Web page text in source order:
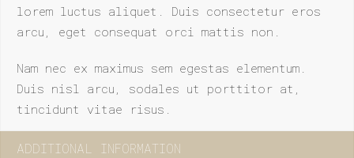
lorem luctus aliquet. Duis consectetur eros
arcu, eget consequat orci mattis non.
Nam nec ex maximus sem egestas elementum.
Duis nisl arcu, sodales ut porttitor at,
tincidunt vitae risus.
ADDITIONAL INFORMATION